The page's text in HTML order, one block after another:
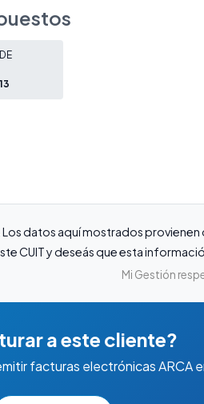
datos aquí mostrados provienen
CUIT y deseás que esta
Mi Gestión
a este cliente?
facturas electrónicas